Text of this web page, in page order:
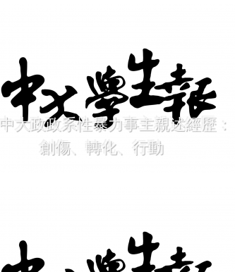
中大政政系性暴力事主親述經歷：
創傷、轉化、行動